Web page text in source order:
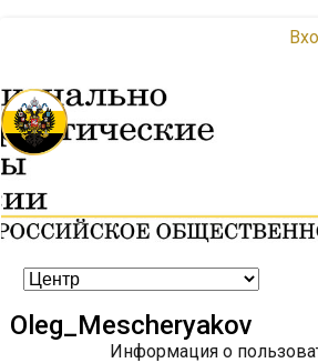
Oleg_Mescheryakov
Информация о